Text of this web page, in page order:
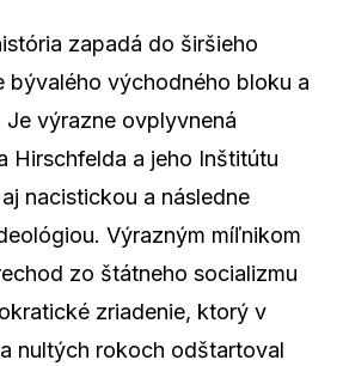
zapadá do širšieho
bývalého východného bloku a
Je výrazne ovplyvnená
Hirschfelda a jeho Inštitútu
nacistickou a následne
Výrazným míľnikom
zo štátneho socializmu
zriadenie, ktorý v
nultých rokoch odštartoval